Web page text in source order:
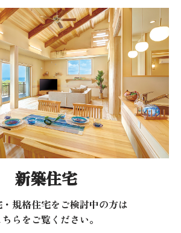
新築住宅
規格住宅をご検討中の方は
ちらをご覧ください。